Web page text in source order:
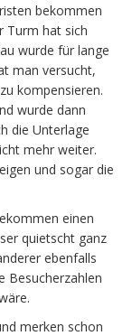
bekommen
Turm hat sich
wurde für lange
man versucht,
kompensieren.
wurde dann
die Unterlage
mehr weiter.
und sogar die
einen
quietscht ganz
ebenfalls
Besucherzahlen
merken schon